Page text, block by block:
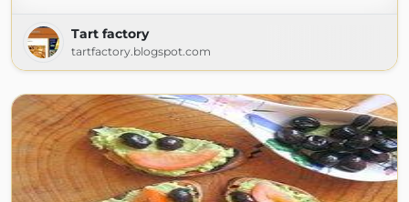
Tart factory
tartfactory.blogspot.com